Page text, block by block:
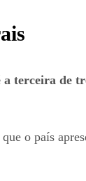
a terceira de
o país